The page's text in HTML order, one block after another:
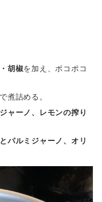
胡椒を加え、ポコポコ
煮詰める。
ャーノ、レモンの搾り
パルミジャーノ、オリ